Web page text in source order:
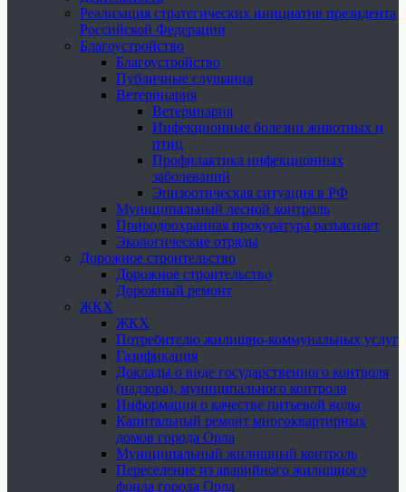
Реализация стратегических инициатив президента
Российской Федерации
Благоустройство
Благоустройство
Публичные слушания
Ветеринария
Ветеринария
Инфекционные болезни животных и
птиц
Профилактика инфекционных
заболеваний
Эпизоотическая ситуация в РФ
Муниципальный лесной контроль
Природоохранная прокуратура разъясняет
Экологические отряды
Дорожное строительство
Дорожное строительство
Дорожный ремонт
ЖКХ
ЖКХ
Потребителю жилищно-коммунальных услуг
Газификация
Доклады о виде государственного контроля
(надзора), муниципального контроля
Информация о качестве питьевой воды
Капитальный ремонт многоквартирных
домов города Орла
Муниципальный жилищный контроль
Переселение из аварийного жилищного
фонда города Орла